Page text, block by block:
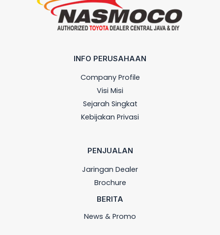
INFO PERUSAHAAN
Company Profile
Visi Misi
Sejarah Singkat
Kebijakan Privasi
PENJUALAN
Jaringan Dealer
Brochure
BERITA
News & Promo